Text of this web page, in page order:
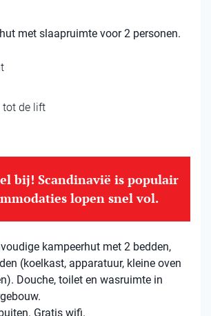
met slaapruimte voor 2 personen.
tot de lift
bij! Scandinavië is populair
lopen snel vol.
kampeerhut met 2 bedden,
(koelkast, apparatuur, kleine oven
Douche, toilet en wasruimte in
Gratis wifi.